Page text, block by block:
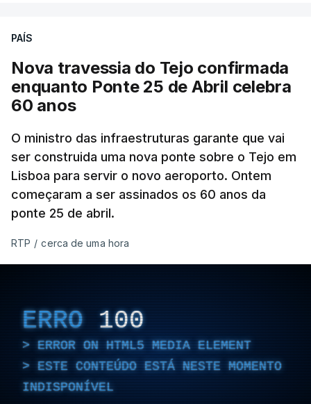
PAÍS
Nova travessia do Tejo confirmada
enquanto Ponte 25 de Abril celebra
60 anos
O ministro das infraestruturas garante que vai
ser construida uma nova ponte sobre o Tejo em
Lisboa para servir o novo aeroporto. Ontem
começaram a ser assinados os 60 anos da
ponte 25 de abril.
RTP / cerca de uma hora
ERRO 100
ERROR ON HTML5 MEDIA ELEMENT
ESTE CONTEÚDO ESTÁ NESTE MOMENTO
INDISPONÍVEL